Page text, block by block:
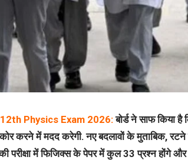
12th Physics Exam 2026:बोर्ड ने साफ किया
करने में मदद करेगी. नए बदलावों के मुताबिक,
परीक्षा में फिजिक्स के पेपर में कुल 33 प्रश्न होंगे